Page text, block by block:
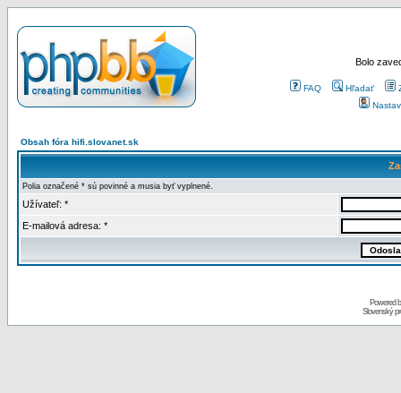
Bolo
FAQ Hľadať
Obsah fóra hifi.slovanet.sk
Polia označené * sú povinné a musia byť vyplnené.
Užívateľ: *
E-mailová adresa: *
Powered
Slovenský